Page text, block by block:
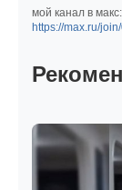
мой канал в макс:
https://max.ru/